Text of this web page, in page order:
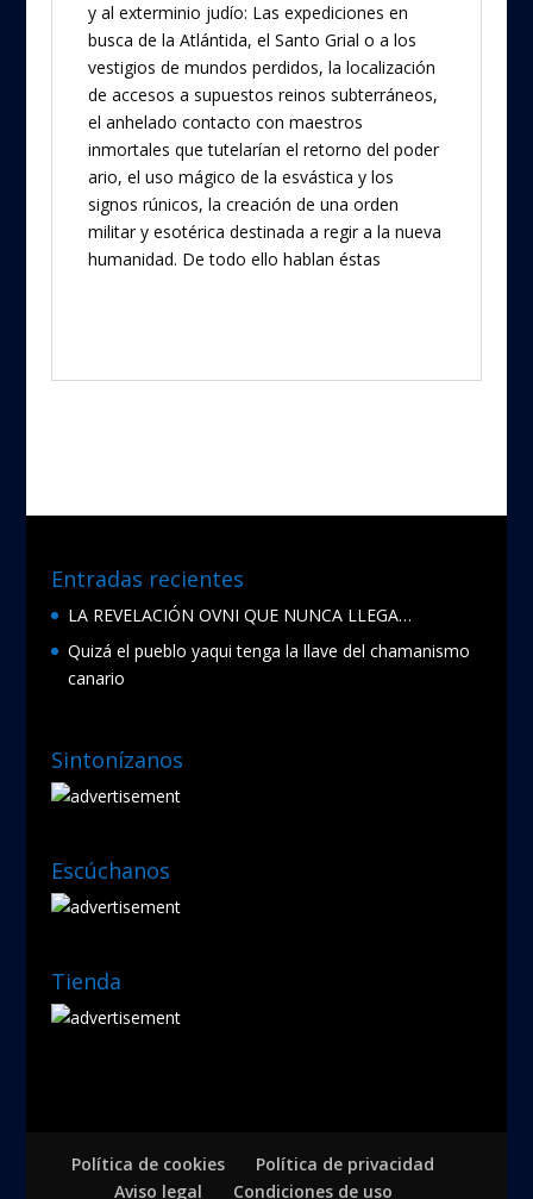
y al exterminio judío: Las expediciones en
busca de la Atlántida, el Santo Grial o a los
vestigios de mundos perdidos, la localización
de accesos a supuestos reinos subterráneos,
el anhelado contacto con maestros
inmortales que tutelarían el retorno del poder
ario, el uso mágico de la esvástica y los
signos rúnicos, la creación de una orden
militar y esotérica destinada a regir a la nueva
humanidad. De todo ello hablan éstas
Entradas recientes
LA REVELACIÓN OVNI QUE NUNCA LLEGA…
Quizá el pueblo yaqui tenga la llave del chamanismo
canario
Sintonízanos
Escúchanos
Tienda
Política de cookies
Política de privacidad
Aviso legal
Condiciones de uso